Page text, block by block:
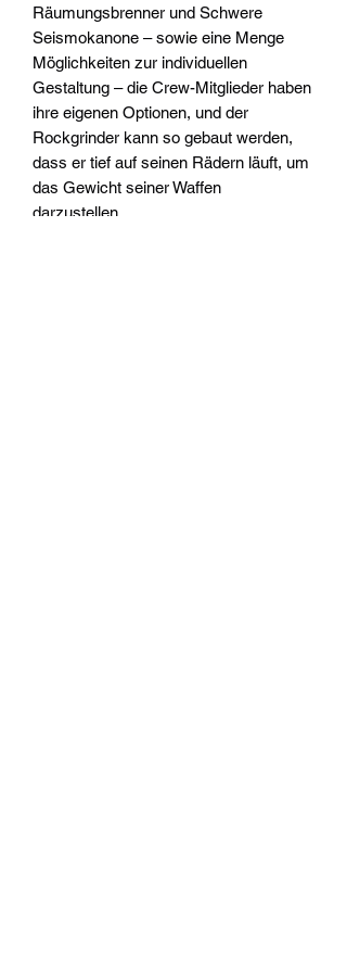
Räumungsbrenner und Schwere
Seismokanone – sowie eine Menge
Möglichkeiten zur individuellen
Gestaltung – die Crew-Mitglieder haben
ihre eigenen Optionen, und der
Rockgrinder kann so gebaut werden,
dass er tief auf seinen Rädern läuft, um
das Gewicht seiner Waffen
darzustellen.